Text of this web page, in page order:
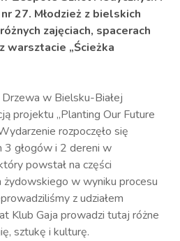
27. Młodzież z bielskich
zajęciach, spacerach
warsztacie „Ścieżka
w Bielsku-Białej
projektu „Planting Our Future
rozpoczęło się
głogów i 2 dereni w
powstał na części
żydowskiego w wyniku procesu
z udziałem
Klub Gaja prowadzi tutaj różne
sztukę i kulturę.